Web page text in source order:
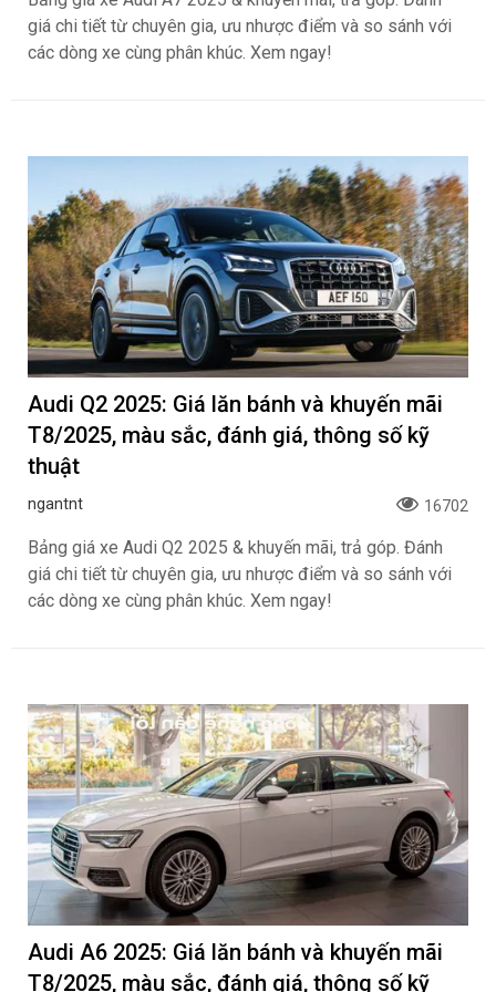
giá chi tiết từ chuyên gia, ưu nhược điểm và so sánh với
các dòng xe cùng phân khúc. Xem ngay!
Audi Q2 2025: Giá lăn bánh và khuyến mãi
T8/2025, màu sắc, đánh giá, thông số kỹ
thuật
ngantnt 16702
Bảng giá xe Audi Q2 2025 & khuyến mãi, trả góp. Đánh
giá chi tiết từ chuyên gia, ưu nhược điểm và so sánh với
các dòng xe cùng phân khúc. Xem ngay!
Audi A6 2025: Giá lăn bánh và khuyến mãi
T8/2025, màu sắc, đánh giá, thông số kỹ